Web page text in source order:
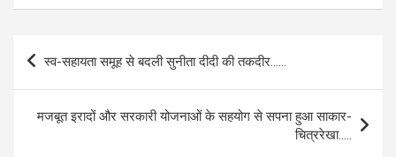
ce
o
o
k
se
g
er
at
s
A
p
p
e
gr
a
m
ail py
n
k
ar
Post
navigation
स्व-सहायता समूह से बदली सुनीता दीदी की तकदीर……
मजबूत इरादों और सरकारी योजनाओं के सहयोग से सपना हुआ साकार-
चित्ररेखा…..